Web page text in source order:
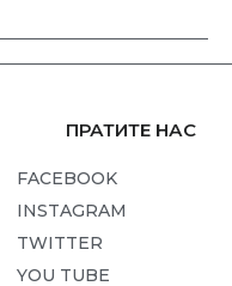
ПРАТИТЕ НАС
FACEBOOK
INSTAGRAM
TWITTER
YOU TUBE